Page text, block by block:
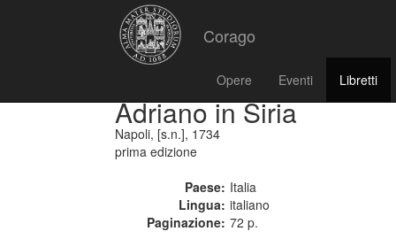
Corago
Opere Eventi Libretti
Adriano in Siria
Napoli, [s.n.], 1734
prima edizione
Paese: Italia
Lingua: italiano
Paginazione: 72 p.